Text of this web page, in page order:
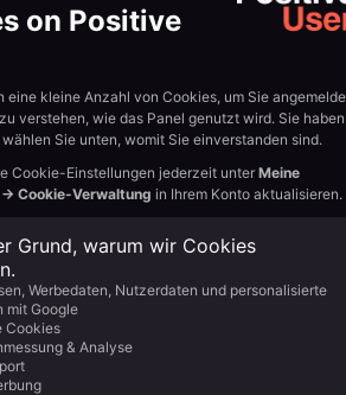
es Doublet ermöglicht, seine
aber hat sich dasTool als starker
gesteuertenAutomatisierung und
umgewandelt.
von 0–25
wurden zuvor nicht reaktiviert.